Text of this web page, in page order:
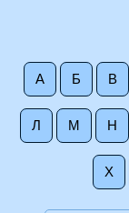
А Б В
Л М Н
Х